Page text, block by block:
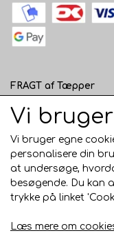
FRAGT af Tæpper
1 - 120 cm bred - 49
hjemmelevering
121 - 200 cm bred -
Over 200 cm bred -
AFHENTNING I
Vi
Vi bruger egne
personalisere din
at undersøge,
besøgende. Du kan
trykke på linket
Læs mere om